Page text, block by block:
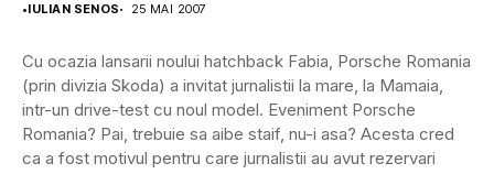
•IULIAN SENOS 25 MAI 2007
Cu ocazia lansarii noului hatchback Fabia, Porsche Romania
(prin divizia Skoda) a invitat jurnalistii la mare, la Mamaia,
intr-un drive-test cu noul model. Eveniment Porsche
Romania? Pai, trebuie sa aibe staif, nu-i asa? Acesta cred
ca a fost motivul pentru care jurnalistii au avut rezervari